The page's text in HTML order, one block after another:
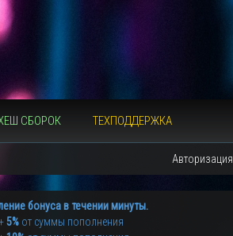
СБОРОК ТЕХПОДДЕРЖКА
Авторизация
бонуса в течении минуты.
5% от суммы пополнения